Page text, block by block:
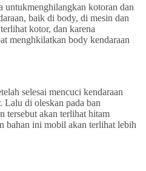
untukmenghilangkan kotoran dan
baik di body, di mesin dan
kotor, dan karena
menghkilatkan body kendaraan
selesai mencuci kendaraan
Lalu di oleskan pada ban
tersebut akan terlihat hitam
bahan ini mobil akan terlihat lebih